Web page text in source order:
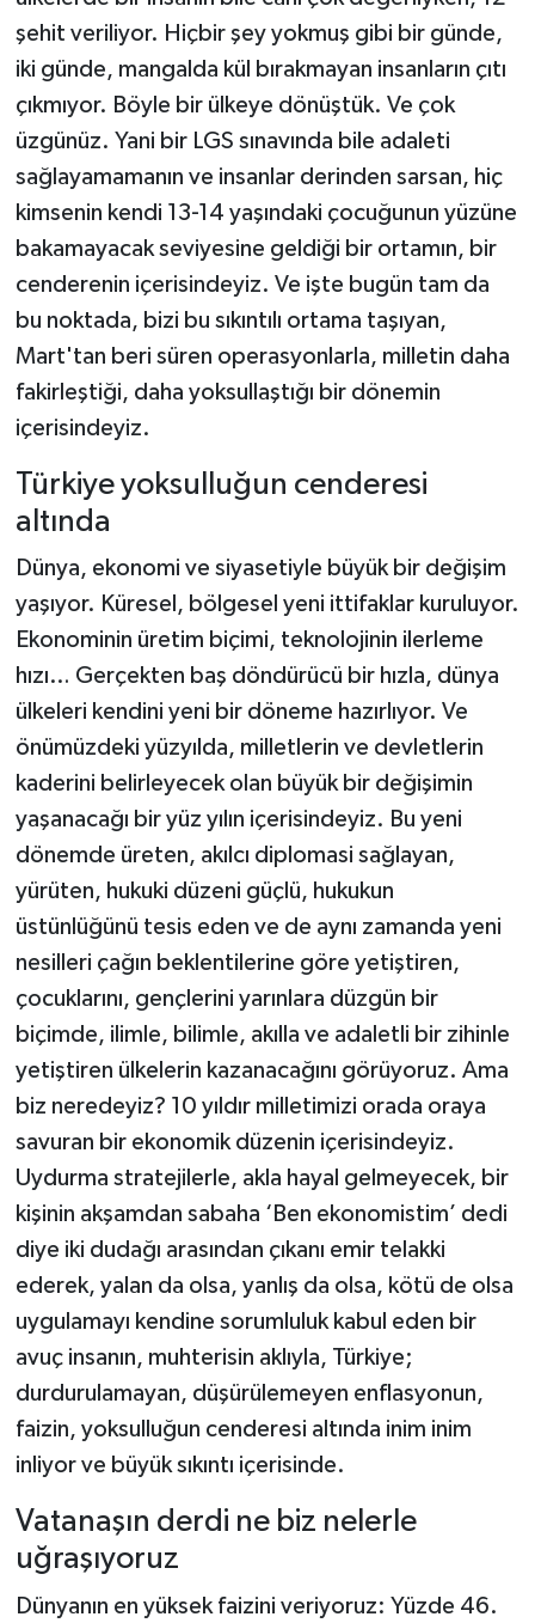
şehit veriliyor. Hiçbir şey yokmuş gibi bir günde,
iki günde, mangalda kül bırakmayan insanların çıtı
çıkmıyor. Böyle bir ülkeye dönüştük. Ve çok
üzgünüz. Yani bir LGS sınavında bile adaleti
sağlayamamanın ve insanlar derinden sarsan, hiç
kimsenin kendi 13-14 yaşındaki çocuğunun yüzüne
bakamayacak seviyesine geldiği bir ortamın, bir
cenderenin içerisindeyiz. Ve işte bugün tam da
bu noktada, bizi bu sıkıntılı ortama taşıyan,
Mart'tan beri süren operasyonlarla, milletin daha
fakirleştiği, daha yoksullaştığı bir dönemin
içerisindeyiz.
Türkiye yoksulluğun cenderesi
altında
Dünya, ekonomi ve siyasetiyle büyük bir değişim
yaşıyor. Küresel, bölgesel yeni ittifaklar kuruluyor.
Ekonominin üretim biçimi, teknolojinin ilerleme
hızı… Gerçekten baş döndürücü bir hızla, dünya
ülkeleri kendini yeni bir döneme hazırlıyor. Ve
önümüzdeki yüzyılda, milletlerin ve devletlerin
kaderini belirleyecek olan büyük bir değişimin
yaşanacağı bir yüz yılın içerisindeyiz. Bu yeni
dönemde üreten, akılcı diplomasi sağlayan,
yürüten, hukuki düzeni güçlü, hukukun
üstünlüğünü tesis eden ve de aynı zamanda yeni
nesilleri çağın beklentilerine göre yetiştiren,
çocuklarını, gençlerini yarınlara düzgün bir
biçimde, ilimle, bilimle, akılla ve adaletli bir zihinle
yetiştiren ülkelerin kazanacağını görüyoruz. Ama
biz neredeyiz? 10 yıldır milletimizi orada oraya
savuran bir ekonomik düzenin içerisindeyiz.
Uydurma stratejilerle, akla hayal gelmeyecek, bir
kişinin akşamdan sabaha ‘Ben ekonomistim’ dedi
diye iki dudağı arasından çıkanı emir telakki
ederek, yalan da olsa, yanlış da olsa, kötü de olsa
uygulamayı kendine sorumluluk kabul eden bir
avuç insanın, muhterisin aklıyla, Türkiye;
durdurulamayan, düşürülemeyen enflasyonun,
faizin, yoksulluğun cenderesi altında inim inim
inliyor ve büyük sıkıntı içerisinde.
Vatanaşın derdi ne biz nelerle
uğraşıyoruz
Dünyanın en yüksek faizini veriyoruz: Yüzde 46.